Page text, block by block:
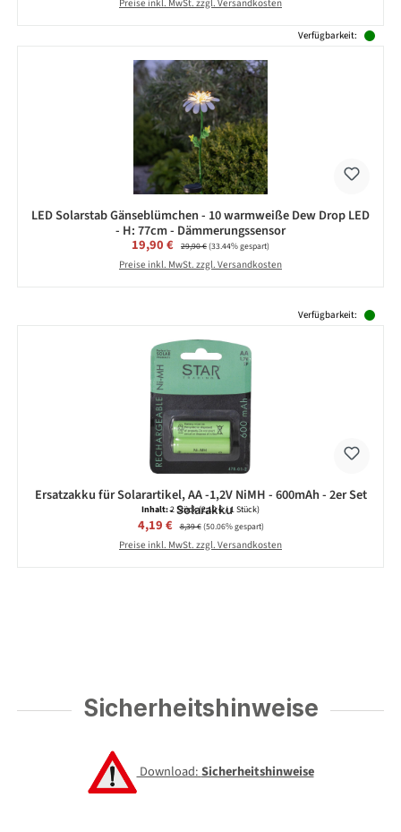
Preise inkl. MwSt. zzgl. Versandkosten
Verfügbarkeit:
LED Solarstab Gänseblümchen - 10 warmweiße Dew Drop LED
- H: 77cm - Dämmerungssensor
Verkaufspreis:
19,90 € Regulärer Preis:
29,90 €(33.44% gespart)
Preise inkl. MwSt. zzgl. Versandkosten
Verfügbarkeit:
Ersatzakku für Solarartikel, AA -1,2V NiMH - 600mAh - 2er Set
- Solarakku
Inhalt:2 Stück(2,10 € / 1 Stück)
Verkaufspreis:
4,19 € Regulärer Preis:
8,39 €(50.06% gespart)
Preise inkl. MwSt. zzgl. Versandkosten
Sicherheitshinweise
Download:Sicherheitshinweise